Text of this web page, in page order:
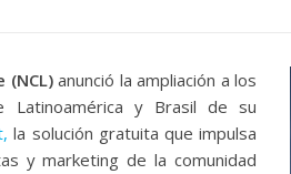
(NCL)anunció la ampliación a los
Latinoamérica y Brasil de su
la solución gratuita que impulsa
y marketing de la comunidad